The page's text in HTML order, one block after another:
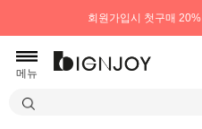
회원가입시 첫구매 20%
메뉴